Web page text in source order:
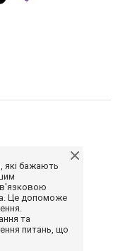
які бажають
Це допоможе
та
питань, що